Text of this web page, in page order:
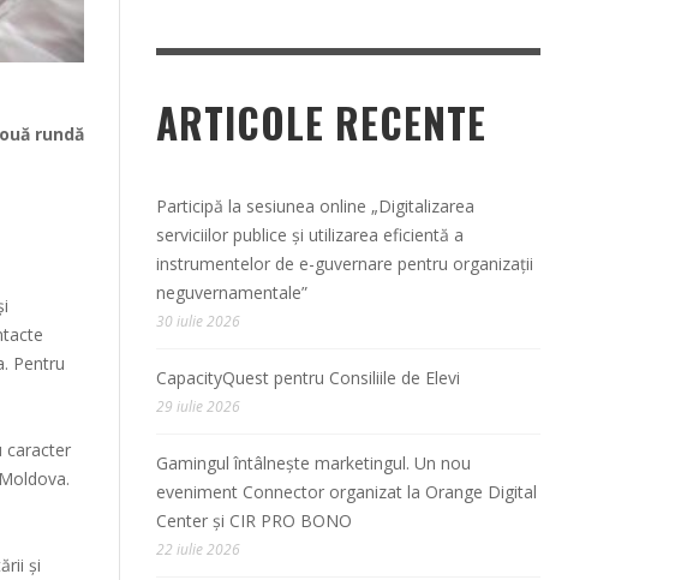
rundă
Pentru
caracter
și
ARTICOLE RECENTE
Participă la sesiunea online „Digitalizarea
serviciilor publice și utilizarea eficientă a
instrumentelor de e-guvernare pentru organizații
neguvernamentale”
30 iulie 2026
CapacityQuest pentru Consiliile de Elevi
29 iulie 2026
Gamingul întâlnește marketingul. Un nou
eveniment Connector organizat la Orange Digital
Center și CIR PRO BONO
22 iulie 2026